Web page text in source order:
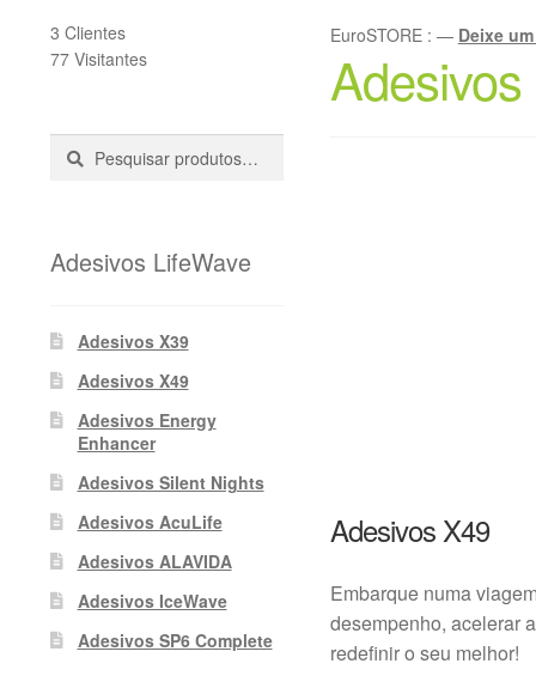
EuroSTORE : — Deixe
Adesivos X49
Embarque numa
desempenho, acelerar
redefinir o seu melhor!
3 Clientes
77 Visitantes
Pesquisar
Pesquisa
Adesivos LifeWave
Adesivos X39
Adesivos X49
Adesivos Energy
Enhancer
Adesivos Silent Nights
Adesivos AcuLife
Adesivos ALAVIDA
Adesivos IceWave
Adesivos SP6 Complete